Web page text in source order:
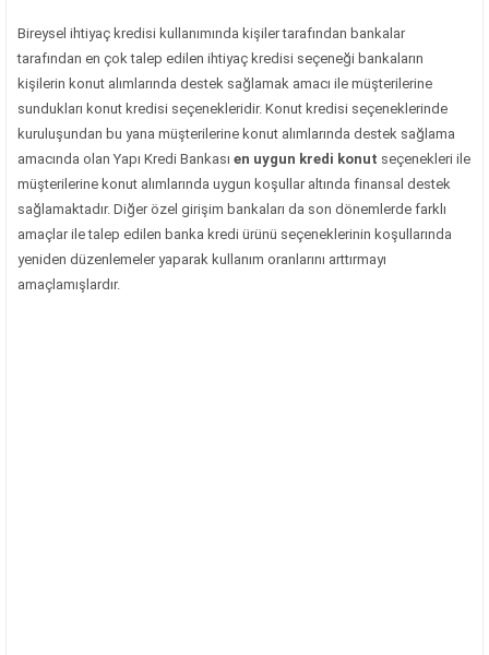
Bireysel ihtiyaç kredisi kullanımında kişiler tarafından bankalar
tarafından en çok talep edilen ihtiyaç kredisi seçeneği bankaların
kişilerin konut alımlarında destek sağlamak amacı ile müşterilerine
sundukları konut kredisi seçenekleridir. Konut kredisi seçeneklerinde
kuruluşundan bu yana müşterilerine konut alımlarında destek sağlama
amacında olan Yapı Kredi Bankası en uygun kredi konut seçenekleri ile
müşterilerine konut alımlarında uygun koşullar altında finansal destek
sağlamaktadır. Diğer özel girişim bankaları da son dönemlerde farklı
amaçlar ile talep edilen banka kredi ürünü seçeneklerinin koşullarında
yeniden düzenlemeler yaparak kullanım oranlarını arttırmayı
amaçlamışlardır.